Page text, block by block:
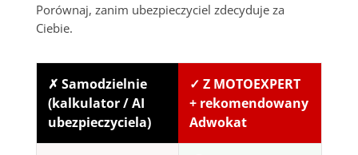
Porównaj, zanim ubezpieczyciel zdecyduje za
Ciebie.
✗ Samodzielnie
(kalkulator / AI
ubezpieczyciela)
✓ Z MOTOEXPERT
+ rekomendowany
Adwokat